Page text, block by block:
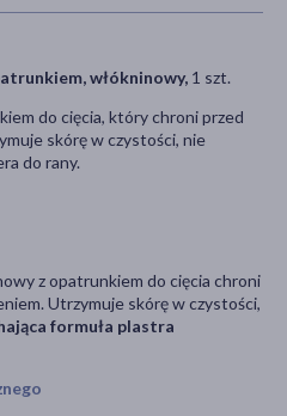
włókninowy, 1 szt.
do cięcia, który chroni przed
skórę w czystości, nie
do rany.
z opatrunkiem do cięcia chroni
Utrzymuje skórę w czystości,
formuła plastra